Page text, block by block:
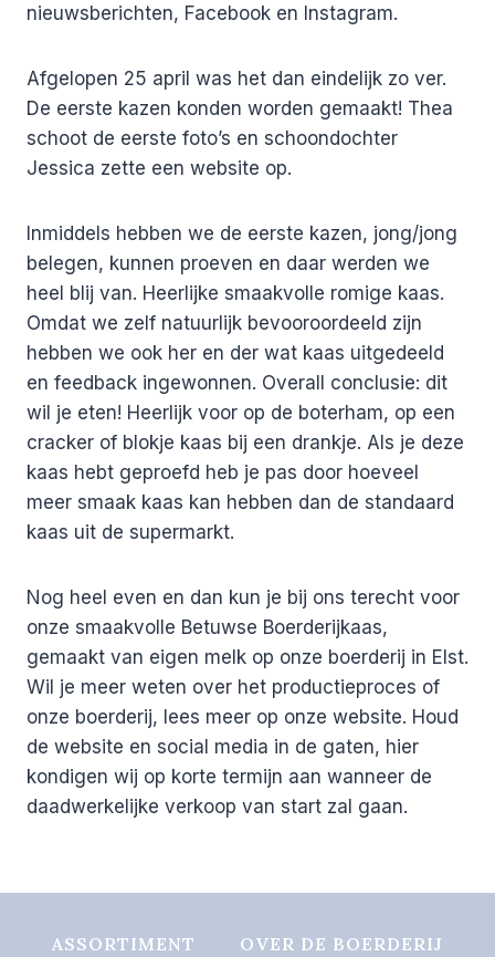
nieuwsberichten, Facebook en Instagram.
Afgelopen 25 april was het dan eindelijk zo ver.
De eerste kazen konden worden gemaakt! Thea
schoot de eerste foto’s en schoondochter
Jessica zette een website op.
Inmiddels hebben we de eerste kazen, jong/jong
belegen, kunnen proeven en daar werden we
heel blij van. Heerlijke smaakvolle romige kaas.
Omdat we zelf natuurlijk bevooroordeeld zijn
hebben we ook her en der wat kaas uitgedeeld
en feedback ingewonnen. Overall conclusie: dit
wil je eten! Heerlijk voor op de boterham, op een
cracker of blokje kaas bij een drankje. Als je deze
kaas hebt geproefd heb je pas door hoeveel
meer smaak kaas kan hebben dan de standaard
kaas uit de supermarkt.
Nog heel even en dan kun je bij ons terecht voor
onze smaakvolle Betuwse Boerderijkaas,
gemaakt van eigen melk op onze boerderij in Elst.
Wil je meer weten over het productieproces of
onze boerderij, lees meer op onze website. Houd
de website en social media in de gaten, hier
kondigen wij op korte termijn aan wanneer de
daadwerkelijke verkoop van start zal gaan.
ASSORTIMENT OVER DE BOERDERIJ